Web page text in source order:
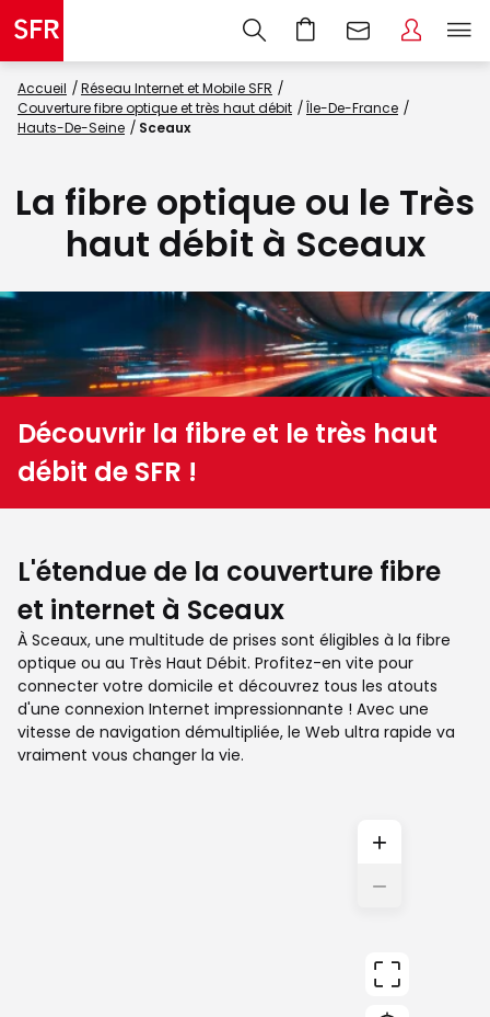
Accueil
Réseau Internet et Mobile SFR
Couverture fibre optique et très haut débit
Île-De-France
Hauts-De-Seine
Sceaux
La fibre optique ou le Très
haut débit à Sceaux
Découvrir la fibre et le très haut
débit de SFR !
L'étendue de la couverture fibre
et internet à Sceaux
À Sceaux, une multitude de prises sont éligibles à la fibre
optique ou au Très Haut Débit. Profitez-en vite pour
connecter votre domicile et découvrez tous les atouts
d'une connexion Internet impressionnante ! Avec une
vitesse de navigation démultipliée, le Web ultra rapide va
vraiment vous changer la vie.
+
−